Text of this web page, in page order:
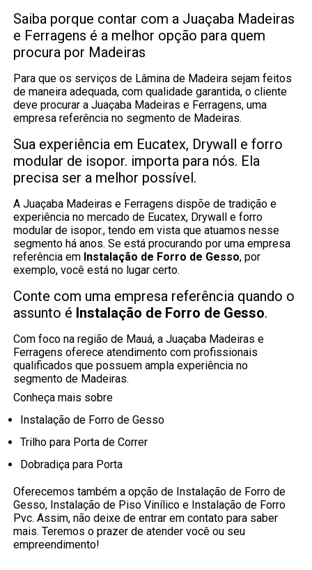
Saiba porque contar com a Juaçaba Madeiras
e Ferragens é a melhor opção para quem
procura por Madeiras
Para que os serviços de Lâmina de Madeira sejam feitos
de maneira adequada, com qualidade garantida, o cliente
deve procurar a Juaçaba Madeiras e Ferragens, uma
empresa referência no segmento de Madeiras.
Sua experiência em Eucatex, Drywall e forro
modular de isopor. importa para nós. Ela
precisa ser a melhor possível.
A Juaçaba Madeiras e Ferragens dispõe de tradição e
experiência no mercado de Eucatex, Drywall e forro
modular de isopor., tendo em vista que atuamos nesse
segmento há anos. Se está procurando por uma empresa
referência em Instalação de Forro de Gesso, por
exemplo, você está no lugar certo.
Conte com uma empresa referência quando o
assunto é Instalação de Forro de Gesso.
Com foco na região de Mauá, a Juaçaba Madeiras e
Ferragens oferece atendimento com profissionais
qualificados que possuem ampla experiência no
segmento de Madeiras.
Conheça mais sobre
Instalação de Forro de Gesso
Trilho para Porta de Correr
Dobradiça para Porta
Oferecemos também a opção de Instalação de Forro de
Gesso, Instalação de Piso Vinílico e Instalação de Forro
Pvc. Assim, não deixe de entrar em contato para saber
mais. Teremos o prazer de atender você ou seu
empreendimento!